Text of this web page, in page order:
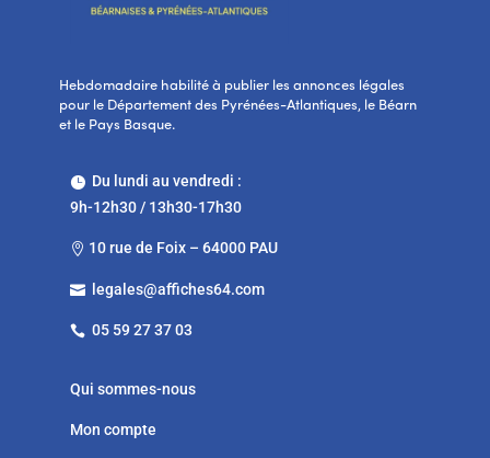
Hebdomadaire habilité à publier les annonces légales
pour le Département des Pyrénées-Atlantiques, le Béarn
et le Pays Basque.
Du lundi au vendredi :
9h-12h30 / 13h30-17h30
 10 rue de Foix – 64000 PAU
 legales@affiches64.com
 05 59 27 37 03
Qui sommes-nous
Mon compte